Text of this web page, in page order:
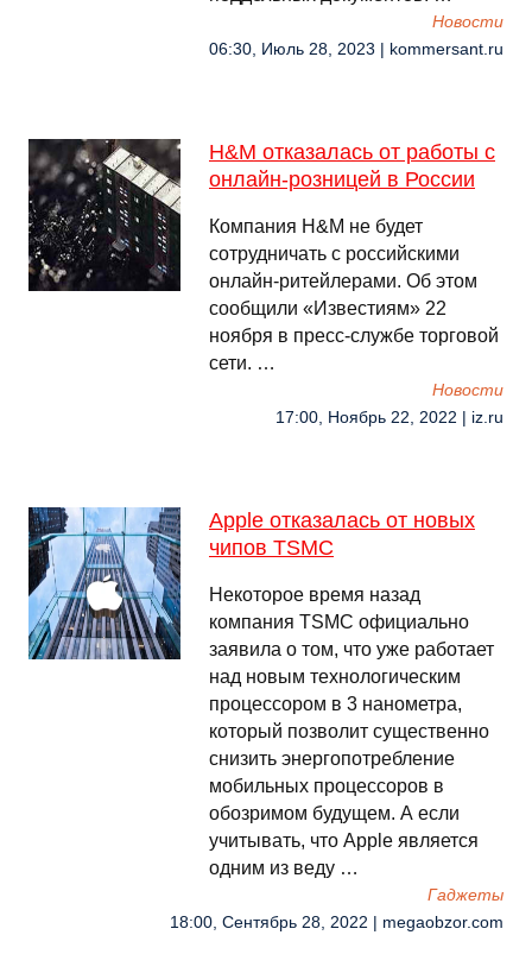
Новости
06:30, Июль 28, 2023 | kommersant.ru
H&M отказалась от работы с
онлайн-розницей в России
Компания H&M не будет
сотрудничать с российскими
онлайн-ритейлерами. Об этом
сообщили «Известиям» 22
ноября в пресс-службе торговой
сети. …
Новости
17:00, Ноябрь 22, 2022 | iz.ru
Apple отказалась от новых
чипов TSMC
Некоторое время назад
компания TSMC официально
заявила о том, что уже работает
над новым технологическим
процессором в 3 нанометра,
который позволит существенно
снизить энергопотребление
мобильных процессоров в
обозримом будущем. А если
учитывать, что Apple является
одним из веду …
Гаджеты
18:00, Сентябрь 28, 2022 | megaobzor.com